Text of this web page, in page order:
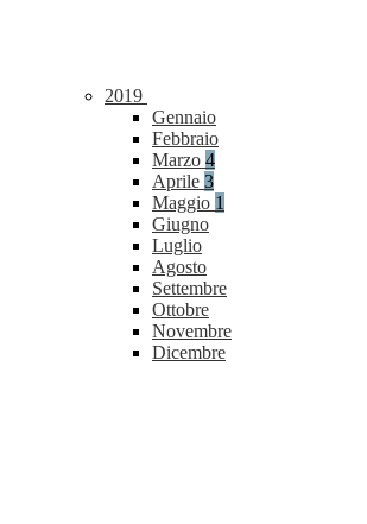
2019
Gennaio
Febbraio
Marzo 4
Aprile 3
Maggio 1
Giugno
Luglio
Agosto
Settembre
Ottobre
Novembre
Dicembre